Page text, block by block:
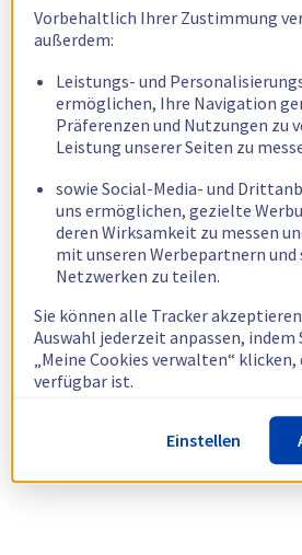
Vorbehaltlich Ihrer Zustimmung
außerdem:
Leistungs- und
ermöglichen, Ihre Navigation
Präferenzen und Nutzungen zu
Leistung unserer Seiten zu
sowie Social-Media- und
uns ermöglichen, gezielte
deren Wirksamkeit zu messen
mit unseren Werbepartnern und
Netzwerken zu teilen.
Sie können alle Tracker
Auswahl jederzeit anpassen, indem
„Meine Cookies verwalten“ klicken,
verfügbar ist.
Weitere Informationen finden Sie
zur Verwendung von Cookies.
Einstellen